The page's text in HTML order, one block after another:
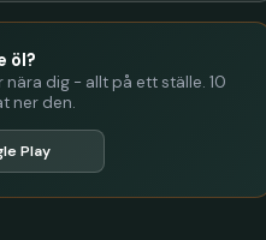
öl?
dig - allt på ett ställe. 10
ner den.
Play